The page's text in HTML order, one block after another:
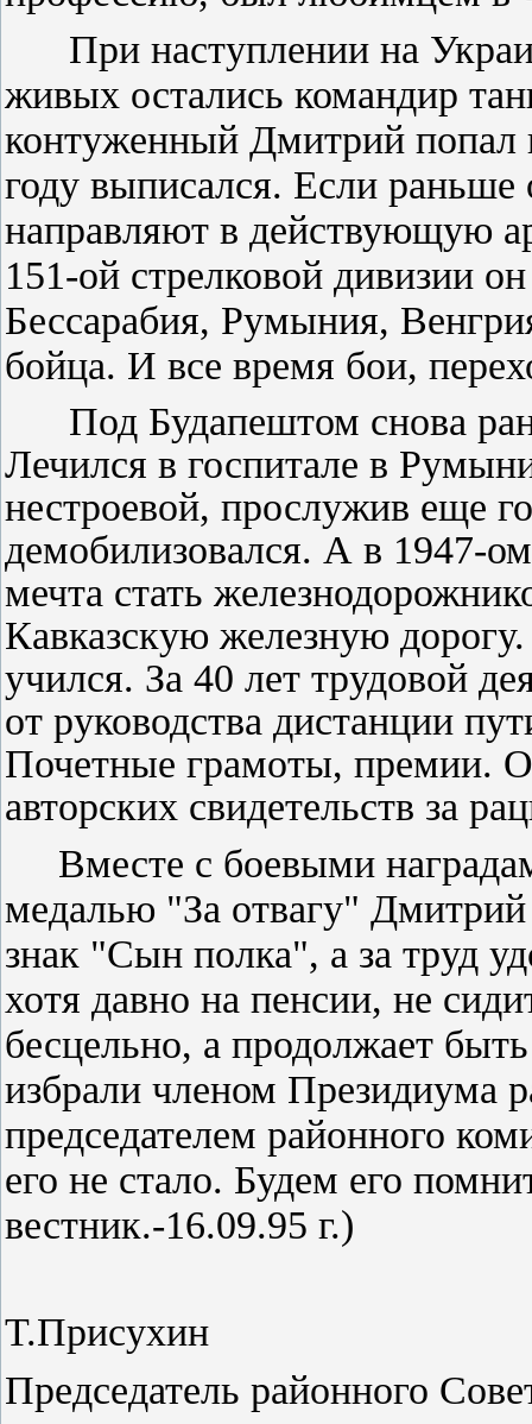
При наступлении на
живых остались командир
контуженный Дмитрий попал
году выписался. Ес­ли
на­правляют в действую­щую
151-ой стрелковой диви­зии
Бессарабия, Румыния,
бойца. И все время бои,
Под Будапештом снова
Лечился в госпита­ле в
нестроевой, прослужив еще
демобилизовался. А в 1947-
мечта стать
Кавказскую железную
учился. За 40 лет трудовой
от руководства дистанции
Почетные грамо­ты, премии. О
авторских свиде­тельств за
Вместе с боевыми
медалью "За отвагу"
знак "Сын полка", а за труд
хотя дав­но на пенсии, не
бесцельно, а продолжает
избрали членом Президиума
председателем район­ного
его не стало. Будем его
вестник.-16.09.95 г.)
Т.Присухин
Председатель районного